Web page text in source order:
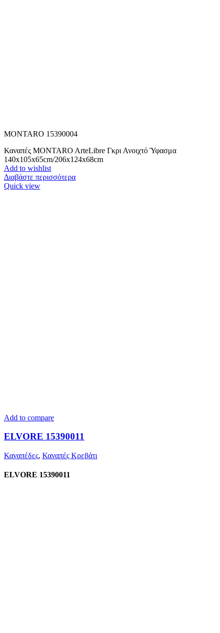
MONTARO 15390004
Καναπές MONTARO ArteLibre Γκρι Ανοιχτό Ύφασμα
140x105x65cm/206x124x68cm
Add to wishlist
Διαβάστε περισσότερα
Quick view
Add to compare
ELVORE 15390011
Καναπέδες, Καναπές Κρεβάτι
ELVORE 15390011